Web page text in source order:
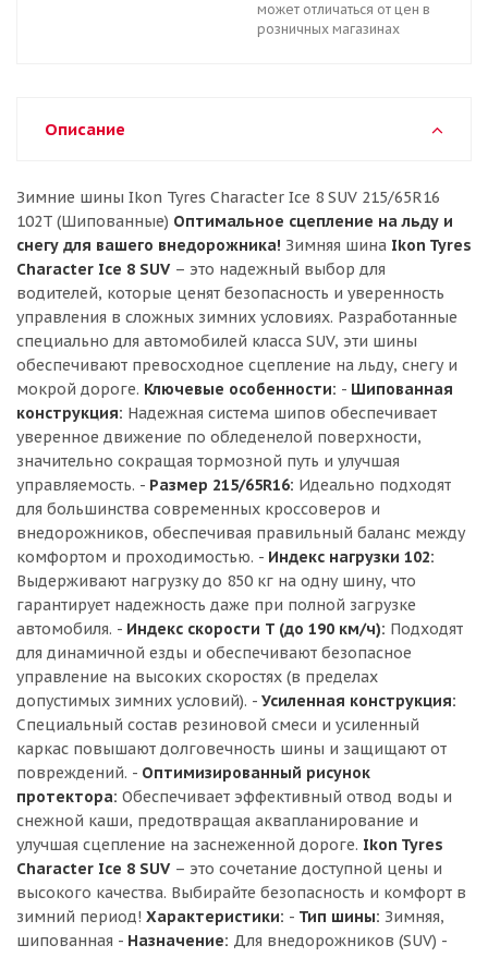
может отличаться от цен в
розничных магазинах
Описание
Зимние шины Ikon Tyres Character Ice 8 SUV 215/65R16
102T (Шипованные) Оптимальное сцепление на льду и
снегу для вашего внедорожника! Зимняя шина Ikon Tyres
Character Ice 8 SUV – это надежный выбор для
водителей, которые ценят безопасность и уверенность
управления в сложных зимних условиях. Разработанные
специально для автомобилей класса SUV, эти шины
обеспечивают превосходное сцепление на льду, снегу и
мокрой дороге. Ключевые особенности: - Шипованная
конструкция: Надежная система шипов обеспечивает
уверенное движение по обледенелой поверхности,
значительно сокращая тормозной путь и улучшая
управляемость. - Размер 215/65R16: Идеально подходят
для большинства современных кроссоверов и
внедорожников, обеспечивая правильный баланс между
комфортом и проходимостью. - Индекс нагрузки 102:
Выдерживают нагрузку до 850 кг на одну шину, что
гарантирует надежность даже при полной загрузке
автомобиля. - Индекс скорости T (до 190 км/ч): Подходят
для динамичной езды и обеспечивают безопасное
управление на высоких скоростях (в пределах
допустимых зимних условий). - Усиленная конструкция:
Специальный состав резиновой смеси и усиленный
каркас повышают долговечность шины и защищают от
повреждений. - Оптимизированный рисунок
протектора: Обеспечивает эффективный отвод воды и
снежной каши, предотвращая аквапланирование и
улучшая сцепление на заснеженной дороге. Ikon Tyres
Character Ice 8 SUV – это сочетание доступной цены и
высокого качества. Выбирайте безопасность и комфорт в
зимний период! Характеристики: - Тип шины: Зимняя,
шипованная - Назначение: Для внедорожников (SUV) -